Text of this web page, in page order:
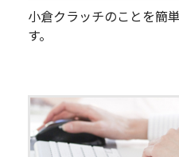
小倉クラッチのことを簡
す。